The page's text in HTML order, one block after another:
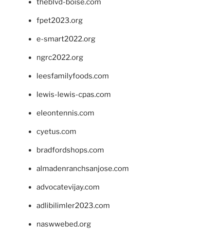
theblvd-boise.com
fpet2023.org
e-smart2022.org
ngrc2022.org
leesfamilyfoods.com
lewis-lewis-cpas.com
eleontennis.com
cyetus.com
bradfordshops.com
almadenranchsanjose.com
advocatevijay.com
adlibilimler2023.com
naswwebed.org